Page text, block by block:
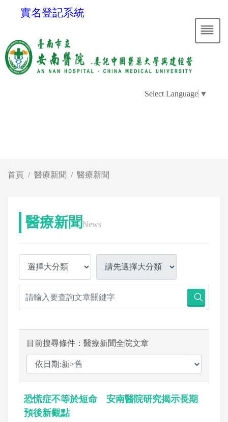
實名登記系統
Select Language ▼
首頁 醫療新聞 醫療新聞
醫療新聞 News
目前搜尋條件：醫療新聞全院文章
恐慌症不等於短命 安南醫院研究揭示長期
預後新觀點